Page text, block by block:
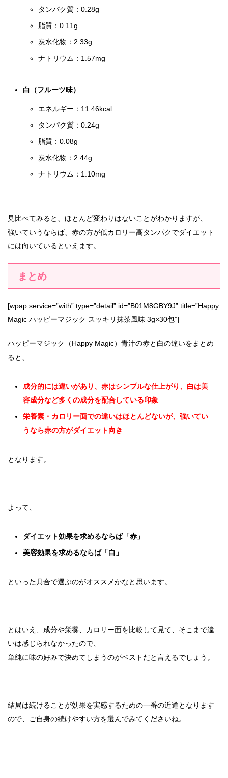
タンパク質：0.28g
脂質：0.11g
炭水化物：2.33g
ナトリウム：1.57mg
白（フルーツ味）
エネルギー：11.46kcal
タンパク質：0.24g
脂質：0.08g
炭水化物：2.44g
ナトリウム：1.10mg
見比べてみると、ほとんど変わりはないことがわかりますが、
強いていうならば、赤の方が低カロリー高タンパクでダイエット
には向いているといえます。
まとめ
[wpap service=”with” type=”detail” id=”B01M8GBY9J” title=”Happy
Magic ハッピーマジック スッキリ抹茶風味 3g×30包”]
ハッピーマジック（Happy Magic）青汁の赤と白の違いをまとめ
ると、
成分的には違いがあり、赤はシンプルな仕上がり、白は美
容成分など多くの成分を配合している印象
栄養素・カロリー面での違いはほとんどないが、強いてい
うなら赤の方がダイエット向き
となります。
よって、
ダイエット効果を求めるならば「赤」
美容効果を求めるならば「白」
といった具合で選ぶのがオススメかなと思います。
とはいえ、成分や栄養、カロリー面を比較して見て、そこまで違
いは感じられなかったので、
単純に味の好みで決めてしまうのがベストだと言えるでしょう。
結局は続けることが効果を実感するための一番の近道となります
ので、ご自身の続けやすい方を選んでみてくださいね。